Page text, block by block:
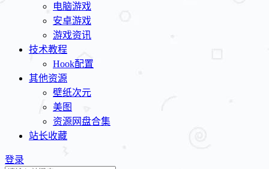
电脑游戏
安卓游戏
游戏资讯
技术教程
Hook配置
其他资源
壁纸次元
美图
资源网盘合集
站长收藏
登录